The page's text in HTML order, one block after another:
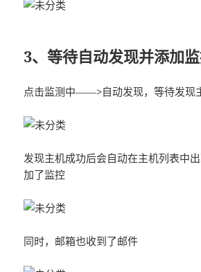
3、等待自动发现并添加
点击监测中——>自动发现，等待发现
发现主机成功后会自动在主机列表中
加了监控
同时，邮箱也收到了邮件